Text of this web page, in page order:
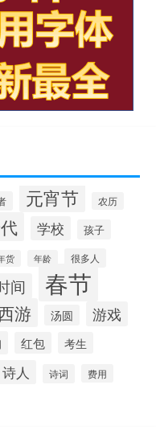
元宵节 农历
学校 孩子
货 年龄 很多人
间 春节
游 汤圆
游戏
红包 考生
诗人 诗词 费用